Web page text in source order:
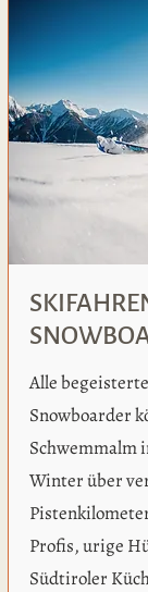
Alle
Snowboarder
Schwemmalm
Winter über
Profis, urige
Südtiroler